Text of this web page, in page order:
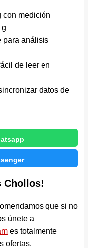
con medición
g
para análisis
de leer en
datos de
Chollos!
que si no
únete a
es totalmente
ofertas.